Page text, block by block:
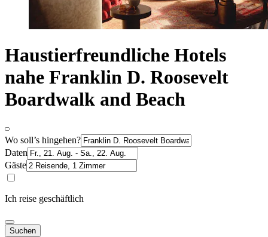
Haustierfreundliche Hotels
nahe Franklin D. Roosevelt
Boardwalk and Beach
Wo soll’s hingehen?
Daten
Gäste
Ich reise geschäftlich
Suchen